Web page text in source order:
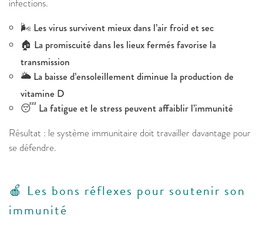
infections.
🌬️ Les virus survivent mieux dans l’air froid et sec
🏠 La promiscuité dans les lieux fermés favorise la
transmission
🌥️ La baisse d’ensoleillement diminue la production de
vitamine D
😴 La fatigue et le stress peuvent affaiblir l’immunité
Résultat : le système immunitaire doit travailler davantage pour
se défendre.
🍎 Les bons réflexes pour soutenir son
immunité